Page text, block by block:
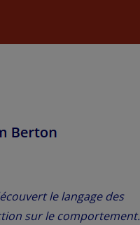
le langage des
sur le comportement.